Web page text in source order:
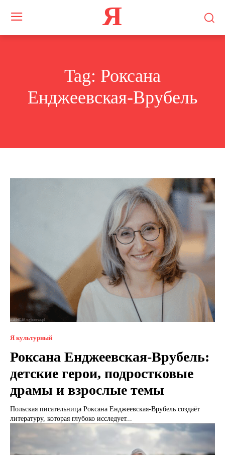
Я
Tag: Роксана
Енджеевская-Врубель
Я культурный
Роксана Енджеевская-Врубель:
детские герои, подростковые
драмы и взрослые темы
Польская писательница Роксана Енджеевская-Врубель создаёт
литературу, которая глубоко исследует...